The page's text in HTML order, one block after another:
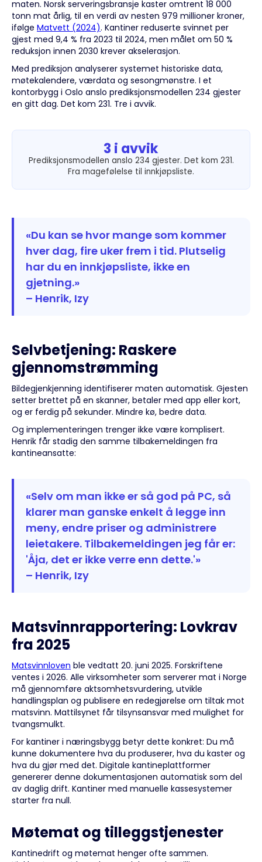
maten. Norsk serveringsbransje kaster omtrent 18 000
tonn mat årlig, til en verdi av nesten 979 millioner kroner,
ifølge Matvett (2024). Kantiner reduserte svinnet per
gjest med 9,4 % fra 2023 til 2024, men målet om 50 %
reduksjon innen 2030 krever akselerasjon.
Med prediksjon analyserer systemet historiske data,
møtekalendere, værdata og sesongmønstre. I et
kontorbygg i Oslo anslo prediksjonsmodellen 234 gjester
en gitt dag. Det kom 231. Tre i avvik.
3 i avvik
Prediksjonsmodellen anslo 234 gjester. Det kom 231.
Fra magefølelse til innkjøpsliste.
«Du kan se hvor mange som kommer
hver dag, fire uker frem i tid. Plutselig
har du en innkjøpsliste, ikke en
gjetning.»
– Henrik, Izy
Selvbetjening: Raskere
gjennomstrømming
Bildegjenkjenning identifiserer maten automatisk. Gjesten
setter brettet på en skanner, betaler med app eller kort,
og er ferdig på sekunder. Mindre kø, bedre data.
Og implementeringen trenger ikke være komplisert.
Henrik får stadig den samme tilbakemeldingen fra
kantineansatte:
«Selv om man ikke er så god på PC, så
klarer man ganske enkelt å legge inn
meny, endre priser og administrere
leietakere. Tilbakemeldingen jeg får er:
'Åja, det er ikke verre enn dette.'»
– Henrik, Izy
Matsvinnrapportering: Lovkrav
fra 2025
Matsvinnloven ble vedtatt 20. juni 2025. Forskriftene
ventes i 2026. Alle virksomheter som serverer mat i Norge
må gjennomføre aktsomhetsvurdering, utvikle
handlingsplan og publisere en redegjørelse om tiltak mot
matsvinn. Mattilsynet får tilsynsansvar med mulighet for
tvangsmulkt.
For kantiner i næringsbygg betyr dette konkret: Du må
kunne dokumentere hva du produserer, hva du kaster og
hva du gjør med det. Digitale kantineplattformer
genererer denne dokumentasjonen automatisk som del
av daglig drift. Kantiner med manuelle kassesystemer
starter fra null.
Møtemat og tilleggstjenester
Kantinedrift og møtemat henger ofte sammen.